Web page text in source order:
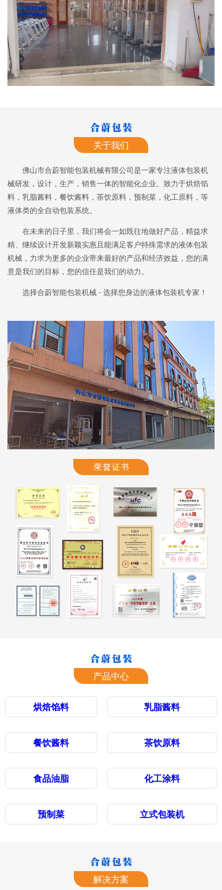
关于我们
佛山市合蔚智能包装机械有限公司是一家专注液体包装机
械研发，设计，生产，销售一体的智能化企业。致力于烘焙馅
料，乳脂酱料，餐饮酱料，茶饮原料，预制菜，化工原料，等
液体类的全自动包装系统。
在未来的日子里，我们将会一如既往地做好产品，精益求
精、继续设计开发新颖实惠且能满足客户特殊需求的液体包装
机械，力求为更多的企业带来最好的产品和经济效益，您的满
意是我们的目标，您的信任是我们的动力。
选择合蔚智能包装机械 - 选择您身边的液体包装机专家！
产品中心
烘焙馅料 乳脂酱料
餐饮酱料 茶饮原料
食品油脂 化工涂料
预制菜 立式包装机
解决方案